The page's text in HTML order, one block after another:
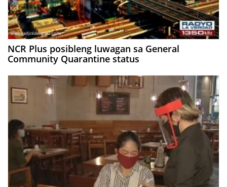
NCR Plus posibleng luwagan sa General
Community Quarantine status